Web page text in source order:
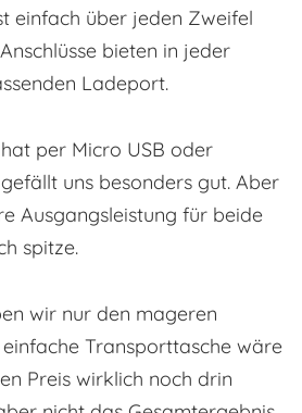
einfach über jeden Zweifel
bieten in jeder
Ladeport.
per Micro USB oder
uns besonders gut. Aber
Ausgangsleistung für beide
spitze.
wir nur den mageren
Transporttasche wäre
Preis wirklich noch drin